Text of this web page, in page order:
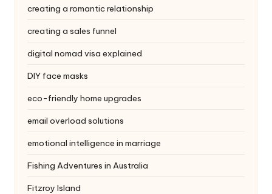
creating a romantic relationship
creating a sales funnel
digital nomad visa explained
DIY face masks
eco-friendly home upgrades
email overload solutions
emotional intelligence in marriage
Fishing Adventures in Australia
Fitzroy Island